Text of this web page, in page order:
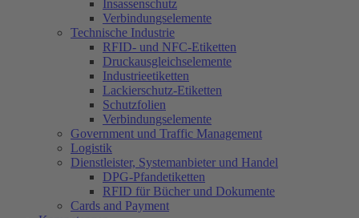
Insassenschutz
Verbindungselemente
Technische Industrie
RFID- und NFC-Etiketten
Druckausgleichselemente
Industrieetiketten
Lackierschutz-Etiketten
Schutzfolien
Verbindungselemente
Government und Traffic Management
Logistik
Dienstleister, Systemanbieter und Handel
DPG-Pfandetiketten
RFID für Bücher und Dokumente
Cards and Payment